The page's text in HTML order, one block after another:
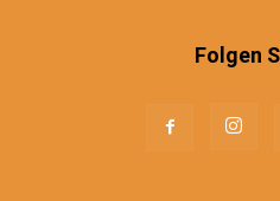
Folgen